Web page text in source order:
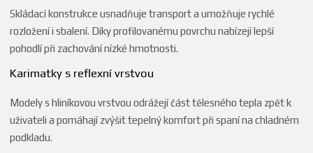
Skládací konstrukce usnadňuje transport a umožňuje rychlé
rozložení i sbalení. Díky profilovanému povrchu nabízejí lepší
pohodlí při zachování nízké hmotnosti.
Karimatky s reflexní vrstvou
Modely s hliníkovou vrstvou odrážejí část tělesného tepla zpět k
uživateli a pomáhají zvýšit tepelný komfort při spaní na chladném
podkladu.